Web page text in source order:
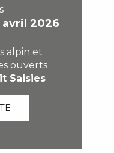
avril 2026
alpin et
ouverts
Saisies